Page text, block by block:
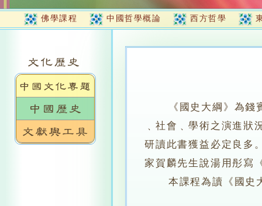
佛學課程 中國哲學概論 西方哲學
《國史大綱》為
﹑社會﹑學術之演進狀
研讀此書獲益必定良多
家賀麟先生說湯用彤寫
本課程為讀《國史